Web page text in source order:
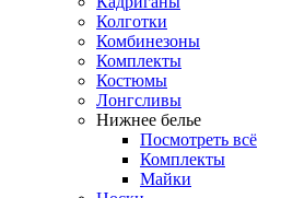
Колготки
Комбинезоны
Комплекты
Костюмы
Лонгсливы
Нижнее белье
Посмотреть всё
Комплекты
Майки